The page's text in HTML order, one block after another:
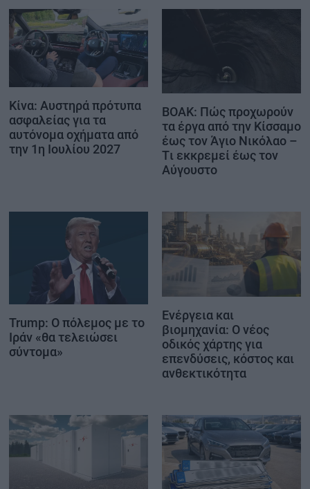
Κίνα: Αυστηρά πρότυπα
ασφαλείας για τα
αυτόνομα οχήματα από
την 1η Ιουλίου 2027
ΒΟΑΚ: Πώς προχωρούν
τα έργα από την Κίσσαμο
έως τον Άγιο Νικόλαο –
Tι εκκρεμεί έως τον
Αύγουστο
Trump: Ο πόλεμος με το
Ιράν «θα τελειώσει
σύντομα»
Ενέργεια και
βιομηχανία: Ο νέος
οδικός χάρτης για
επενδύσεις, κόστος και
ανθεκτικότητα